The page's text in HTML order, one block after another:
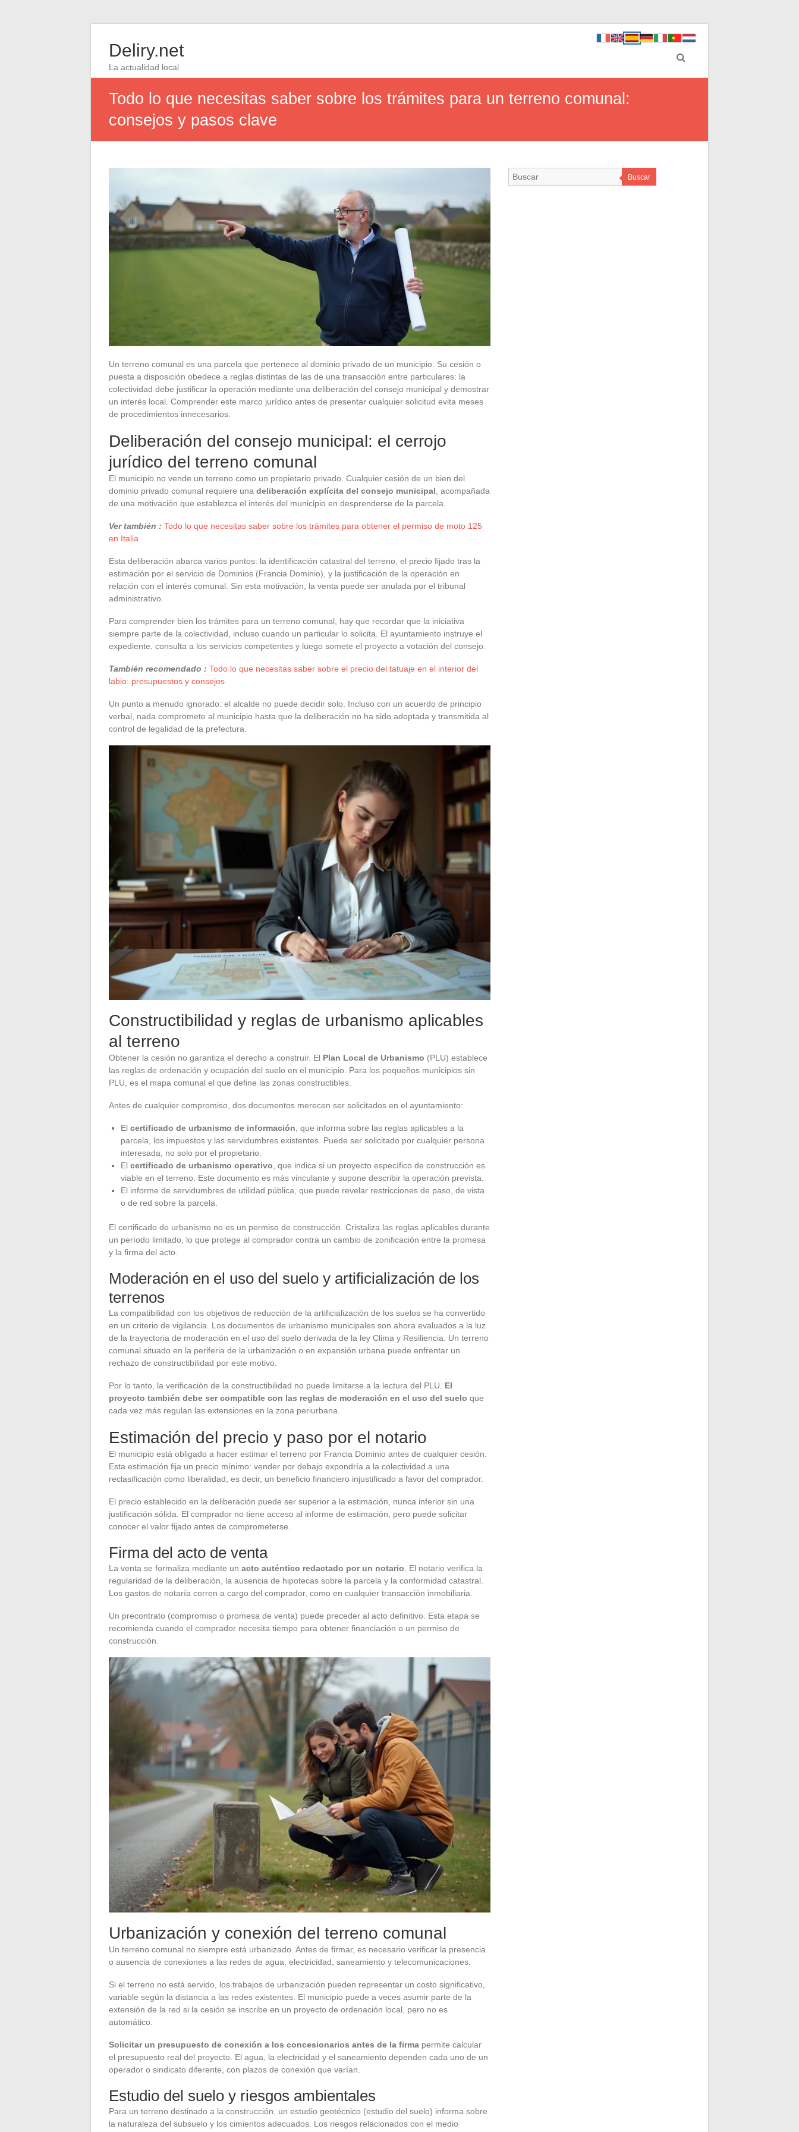
Deliry.net
La actualidad local
Todo lo que necesitas saber sobre los trámites para un terreno comunal:
consejos y pasos clave
Un terreno comunal es una parcela que pertenece al dominio privado de un municipio. Su cesión o
puesta a disposición obedece a reglas distintas de las de una transacción entre particulares: la
colectividad debe justificar la operación mediante una deliberación del consejo municipal y demostrar
un interés local. Comprender este marco jurídico antes de presentar cualquier solicitud evita meses
de procedimientos innecesarios.
Deliberación del consejo municipal: el cerrojo
jurídico del terreno comunal
El municipio no vende un terreno como un propietario privado. Cualquier cesión de un bien del
dominio privado comunal requiere una deliberación explícita del consejo municipal , acompañada
de una motivación que establezca el interés del municipio en desprenderse de la parcela.
Ver también : Todo lo que necesitas saber sobre los trámites para obtener el permiso de moto 125
en Italia
Esta deliberación abarca varios puntos: la identificación catastral del terreno, el precio fijado tras la
estimación por el servicio de Dominios (Francia Dominio), y la justificación de la operación en
relación con el interés comunal. Sin esta motivación, la venta puede ser anulada por el tribunal
administrativo.
Para comprender bien los trámites para un terreno comunal, hay que recordar que la iniciativa
siempre parte de la colectividad, incluso cuando un particular lo solicita. El ayuntamiento instruye el
expediente, consulta a los servicios competentes y luego somete el proyecto a votación del consejo.
También recomendado : Todo lo que necesitas saber sobre el precio del tatuaje en el interior del
labio: presupuestos y consejos
Un punto a menudo ignorado: el alcalde no puede decidir solo. Incluso con un acuerdo de principio
verbal, nada compromete al municipio hasta que la deliberación no ha sido adoptada y transmitida al
control de legalidad de la prefectura.
Constructibilidad y reglas de urbanismo aplicables
al terreno
Obtener la cesión no garantiza el derecho a construir. El Plan Local de Urbanismo (PLU) establece
las reglas de ordenación y ocupación del suelo en el municipio. Para los pequeños municipios sin
PLU, es el mapa comunal el que define las zonas constructibles.
Antes de cualquier compromiso, dos documentos merecen ser solicitados en el ayuntamiento:
El certificado de urbanismo de información, que informa sobre las reglas aplicables a la
parcela, los impuestos y las servidumbres existentes. Puede ser solicitado por cualquier persona
interesada, no solo por el propietario.
El certificado de urbanismo operativo, que indica si un proyecto específico de construcción es
viable en el terreno. Este documento es más vinculante y supone describir la operación prevista.
El informe de servidumbres de utilidad pública, que puede revelar restricciones de paso, de vista
o de red sobre la parcela.
El certificado de urbanismo no es un permiso de construcción. Cristaliza las reglas aplicables durante
un período limitado, lo que protege al comprador contra un cambio de zonificación entre la promesa
y la firma del acto.
Moderación en el uso del suelo y artificialización de los
terrenos
La compatibilidad con los objetivos de reducción de la artificialización de los suelos se ha convertido
en un criterio de vigilancia. Los documentos de urbanismo municipales son ahora evaluados a la luz
de la trayectoria de moderación en el uso del suelo derivada de la ley Clima y Resiliencia. Un terreno
comunal situado en la periferia de la urbanización o en expansión urbana puede enfrentar un
rechazo de constructibilidad por este motivo.
Por lo tanto, la verificación de la constructibilidad no puede limitarse a la lectura del PLU. El
proyecto también debe ser compatible con las reglas de moderación en el uso del suelo que
cada vez más regulan las extensiones en la zona periurbana.
Estimación del precio y paso por el notario
El municipio está obligado a hacer estimar el terreno por Francia Dominio antes de cualquier cesión.
Esta estimación fija un precio mínimo: vender por debajo expondría a la colectividad a una
reclasificación como liberalidad, es decir, un beneficio financiero injustificado a favor del comprador.
El precio establecido en la deliberación puede ser superior a la estimación, nunca inferior sin una
justificación sólida. El comprador no tiene acceso al informe de estimación, pero puede solicitar
conocer el valor fijado antes de comprometerse.
Firma del acto de venta
La venta se formaliza mediante un acto auténtico redactado por un notario. El notario verifica la
regularidad de la deliberación, la ausencia de hipotecas sobre la parcela y la conformidad catastral.
Los gastos de notaría corren a cargo del comprador, como en cualquier transacción inmobiliaria.
Un precontrato (compromiso o promesa de venta) puede preceder al acto definitivo. Esta etapa se
recomienda cuando el comprador necesita tiempo para obtener financiación o un permiso de
construcción.
Urbanización y conexión del terreno comunal
Un terreno comunal no siempre está urbanizado. Antes de firmar, es necesario verificar la presencia
o ausencia de conexiones a las redes de agua, electricidad, saneamiento y telecomunicaciones.
Si el terreno no está servido, los trabajos de urbanización pueden representar un costo significativo,
variable según la distancia a las redes existentes. El municipio puede a veces asumir parte de la
extensión de la red si la cesión se inscribe en un proyecto de ordenación local, pero no es
automático.
Solicitar un presupuesto de conexión a los concesionarios antes de la firma permite calcular
el presupuesto real del proyecto. El agua, la electricidad y el saneamiento dependen cada uno de un
operador o sindicato diferente, con plazos de conexión que varían.
Estudio del suelo y riesgos ambientales
Para un terreno destinado a la construcción, un estudio geotécnico (estudio del suelo) informa sobre
la naturaleza del subsuelo y los cimientos adecuados. Los riesgos relacionados con el medio
Buscar